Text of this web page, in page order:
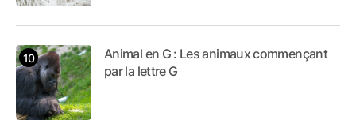
Animal en G : Les animaux commençant
par la lettre G